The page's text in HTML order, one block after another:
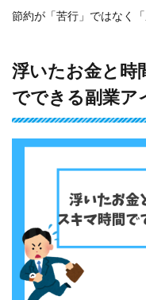
節約が「苦行」ではなく
浮いたお金と時
でできる副業ア